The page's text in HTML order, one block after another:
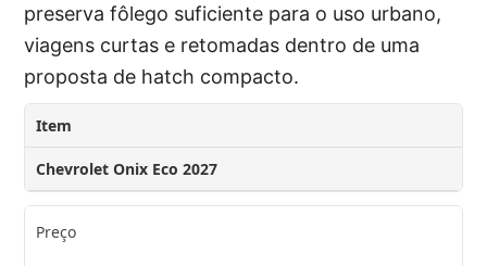
preserva fôlego suficiente para o uso urbano,
viagens curtas e retomadas dentro de uma
proposta de hatch compacto.
Item
Chevrolet Onix Eco 2027
Preço